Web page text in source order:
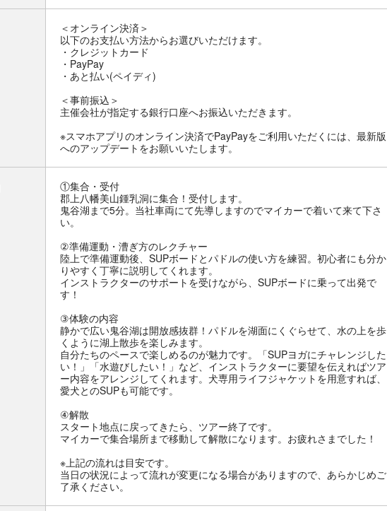
＜オンライン決済＞
以下のお支払い方法からお選びいただけます。
・クレジットカード
・PayPay
・あと払い(ペイディ)
＜事前振込＞
主催会社が指定する銀行口座へお振込いただきます。
※スマホアプリのオンライン決済でPayPayをご利用いただくには、最新版
へのアップデートをお願いいたします。
①集合・受付
郡上八幡美山鍾乳洞に集合！受付します。
鬼谷湖まで5分。当社車両にて先導しますのでマイカーで着いて来て下さ
い。
②準備運動・漕ぎ方のレクチャー
陸上で準備運動後、SUPボードとパドルの使い方を練習。初心者にも分か
りやすく丁寧に説明してくれます。
インストラクターのサポートを受けながら、SUPボードに乗って出発で
す！
③体験の内容
静かで広い鬼谷湖は開放感抜群！パドルを湖面にくぐらせて、水の上を歩
くように湖上散歩を楽しみます。
自分たちのペースで楽しめるのが魅力です。「SUPヨガにチャレンジした
い！」「水遊びしたい！」など、インストラクターに要望を伝えればツア
ー内容をアレンジしてくれます。犬専用ライフジャケットを用意すれば、
愛犬とのSUPも可能です。
④解散
スタート地点に戻ってきたら、ツアー終了です。
マイカーで集合場所まで移動して解散になります。お疲れさまでした！
※上記の流れは目安です。
当日の状況によって流れが変更になる場合がありますので、あらかじめご
了承ください。